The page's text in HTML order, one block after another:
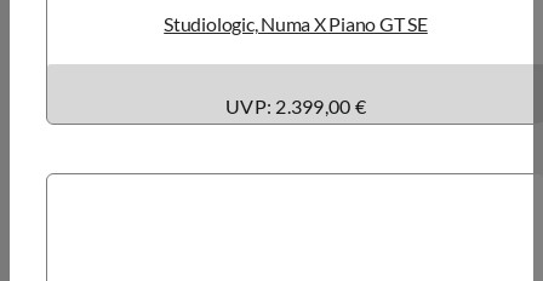
Studiologic, Numa X Piano GT SE
UVP: 2.399,00 €